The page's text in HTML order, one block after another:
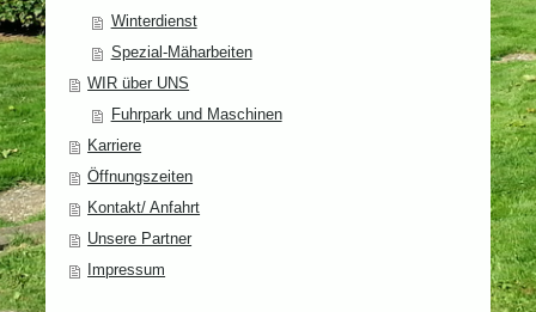
Winterdienst
Spezial-Mäharbeiten
WIR über UNS
Fuhrpark und Maschinen
Karriere
Öffnungszeiten
Kontakt/ Anfahrt
Unsere Partner
Impressum